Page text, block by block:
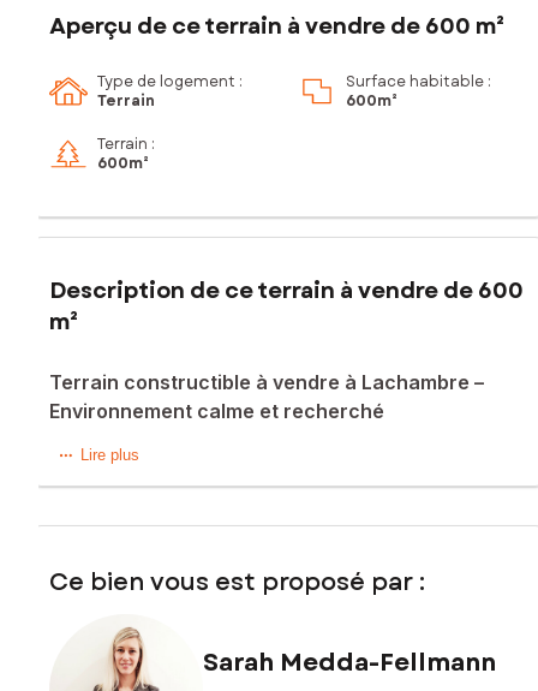
Aperçu de ce terrain à vendre de 600 m²
Type de logement :
Terrain
Surface habitable :
600m²
Terrain :
600m²
Description de ce terrain à vendre de 600
m²
Terrain constructible à vendre à Lachambre –
Environnement calme et recherché
Situé dans une rue paisible de Lachambre, charmant
d’environ 44 mètres et une profondeur de 14 mètres,
permettant de nombreuses possibilités pour votre futur
projet de construction.
Un permis de construire a déjà été déposé, offrant un réel
Lire plus
Ce bien vous est proposé par :
Sarah Medda-Fellmann